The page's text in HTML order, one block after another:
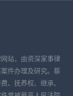
站，由资深家事律
件办理及研究。蔡
、抚养权、继承、